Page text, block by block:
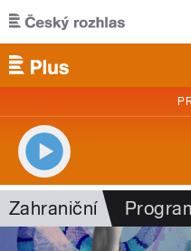
Přejít k hlavnímu obsahu
Zahraniční